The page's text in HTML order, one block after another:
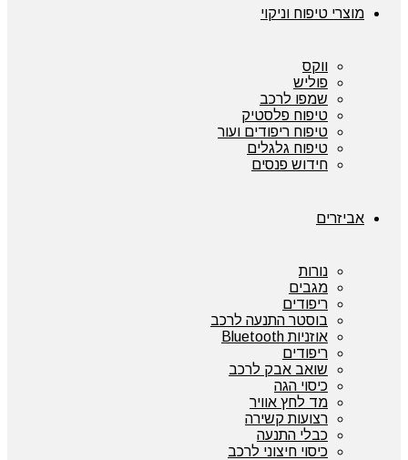
מוצרי טיפוח וניקוי
ווקס
פוליש
שמפו לרכב
טיפוח פלסטיק
טיפוח ריפודים ועור
טיפוח גלגלים
חידוש פנסים
אביזרים
נורות
מגבים
ריפודים
בוסטר התנעה לרכב
אוזניות Bluetooth
ריפודים
שואב אבק לרכב
כיסוי הגה
מד לחץ אוויר
רצועות קשירה
כבלי התנעה
כיסוי חיצוני לרכב